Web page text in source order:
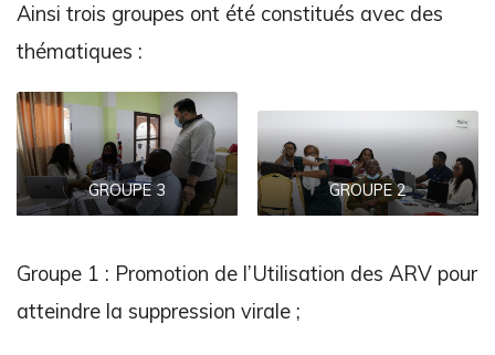
Ainsi trois groupes ont été constitués avec des
thématiques :
GROUPE 3 GROUPE 2
Groupe 1 : Promotion de l’Utilisation des ARV pour
atteindre la suppression virale ;